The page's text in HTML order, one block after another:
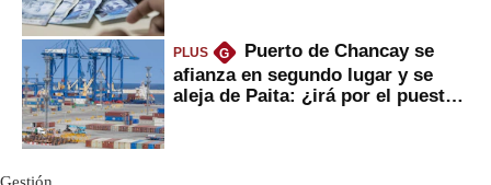
PLUS G
Puerto de Chancay se
afianza en segundo lugar y se
aleja de Paita: ¿irá por el puesto